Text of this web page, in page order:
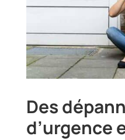
Des
d’urgence